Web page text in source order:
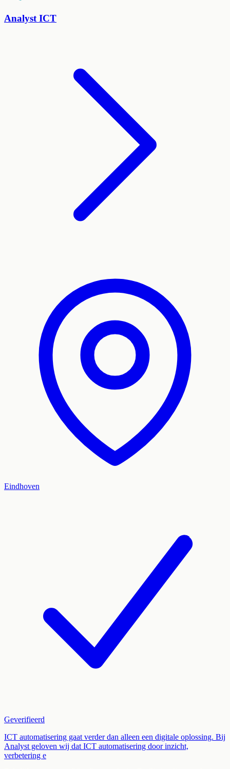
Analyst ICT
Eindhoven
Geverifieerd
ICT automatisering gaat verder dan alleen een digitale oplossing. Bij
Analyst geloven wij dat ICT automatisering door inzicht,
verbetering e